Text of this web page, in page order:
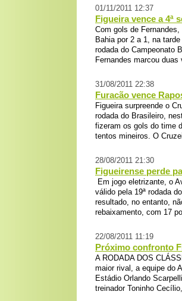
01/11/2011 12:37
Figueira vence a 4ª
Com gols de
Bahia por 2 a 1, na
rodada do Campeonato
Fernandes marcou
31/08/2011 22:38
Furacão vence
Figueira surpreende o
rodada do Brasileiro,
fizeram os gols do time
tentos mineiros. O
28/08/2011 21:30
Figueirense perde
Em jogo eletrizante, o
válido pela 19ª rodada
resultado, no entanto,
rebaixamento, com 17
22/08/2011 11:19
Próximo confronto
A RODADA DOS
maior rival, a equipe do
Estádio Orlando
treinador Toninho